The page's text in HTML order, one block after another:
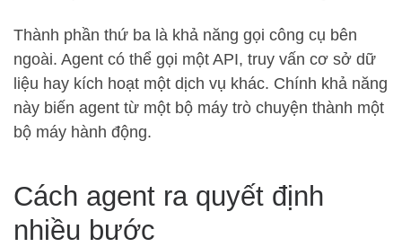
Thành phần thứ ba là khả năng gọi công cụ bên
ngoài. Agent có thể gọi một API, truy vấn cơ sở dữ
liệu hay kích hoạt một dịch vụ khác. Chính khả năng
này biến agent từ một bộ máy trò chuyện thành một
bộ máy hành động.
Cách agent ra quyết định
nhiều bước